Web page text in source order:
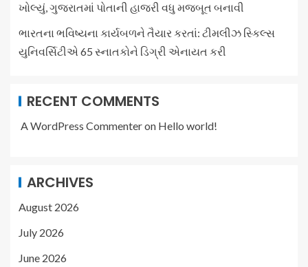
ખોલ્યું, ગુજરાતમાં પોતાની હાજરી વધુ મજબૂત બનાવી
ભારતના ભવિષ્યના કાર્યબળને તૈયાર કરતાં: ટીમલીઝ સ્કિલ્સ
યુનિવર્સિટીએ 65 સ્નાતકોને ડિગ્રી એનાયત કરી
RECENT COMMENTS
A WordPress Commenteron Hello world!
ARCHIVES
August 2026
July 2026
June 2026